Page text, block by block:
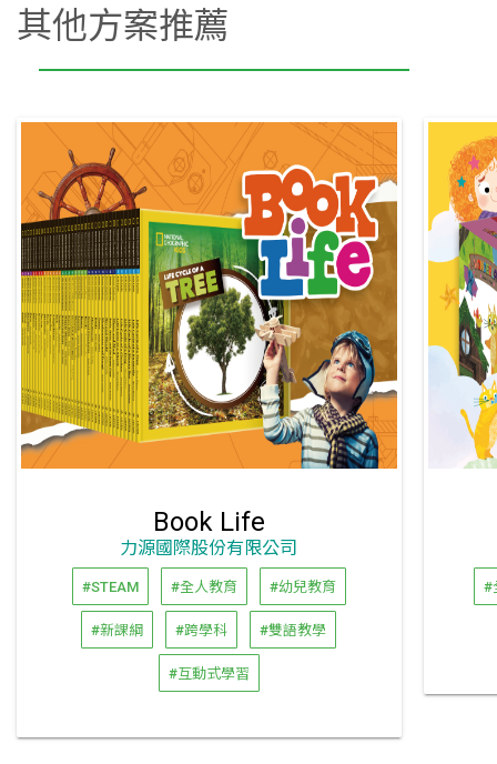
其他方案推薦
Book Life
力源國際股份有限公司
#STEAM #全人教育 #幼兒教育
#新課綱 #跨學科 #雙語教學
#互動式學習
#